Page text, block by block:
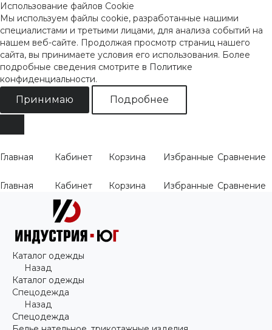
Использование файлов Cookie
Мы используем файлы cookie, разработанные нашими
специалистами и третьими лицами, для анализа событий на
нашем веб-сайте. Продолжая просмотр страниц нашего
сайта, вы принимаете условия его использования. Более
подробные сведения смотрите в Политике
конфиденциальности.
Принимаю Подробнее
Главная Кабинет Корзина Избранные Сравнение
Главная Кабинет Корзина Избранные Сравнение
Каталог одежды
Назад
Каталог одежды
Спецодежда
Назад
Спецодежда